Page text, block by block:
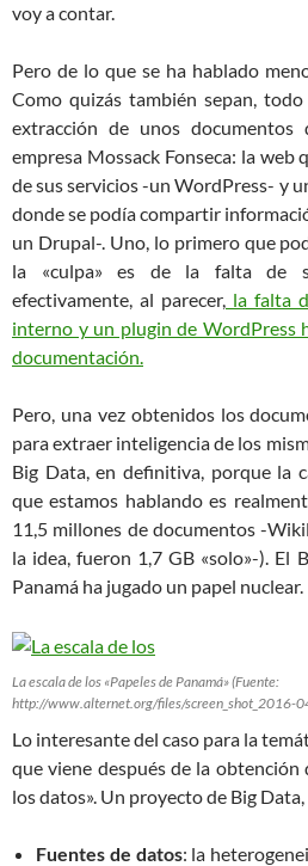
voy a contar.
Pero de lo que se ha hablado
Como quizás también sepan,
extracción de unos
empresa Mossack Fonseca: la web
de sus servicios -un WordPress- y
donde se podía compartir
un Drupal-. Uno, lo primero que
la «culpa» es de la falta de
efectivamente, al parecer, la falta
interno y un plugin de WordPress
documentación.
Pero, una vez obtenidos los
para extraer inteligencia de los
Big Data, en definitiva, porque la
que estamos hablando es
11,5 millones de documentos -
la idea, fueron 1,7 GB «solo»-). El
Panamá ha jugado un papel nuclear.
La escala de los «Papeles de Panamá» (Fuente:
http://www.alternet.org/files/screen_shot_2016-
Lo interesante del caso para la
que viene después de la
los datos». Un proyecto de Big
Fuentes de datos: la